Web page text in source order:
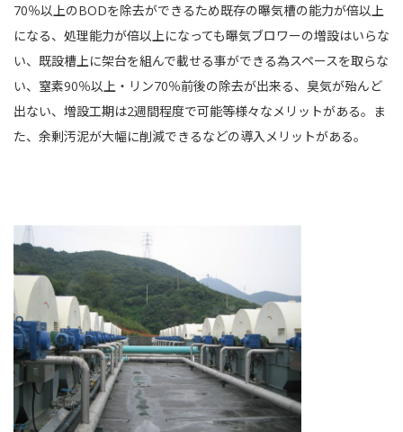
70％以上のBODを除去ができるため既存の曝気槽の能力が倍以上
になる、処理能力が倍以上になっても曝気ブロワーの増設はいらな
い、既設槽上に架台を組んで載せる事ができる為スペースを取らな
い、窒素90％以上・リン70％前後の除去が出来る、臭気が殆んど
出ない、増設工期は2週間程度で可能等様々なメリットがある。ま
た、余剰汚泥が大幅に削減できるなどの導入メリットがある。